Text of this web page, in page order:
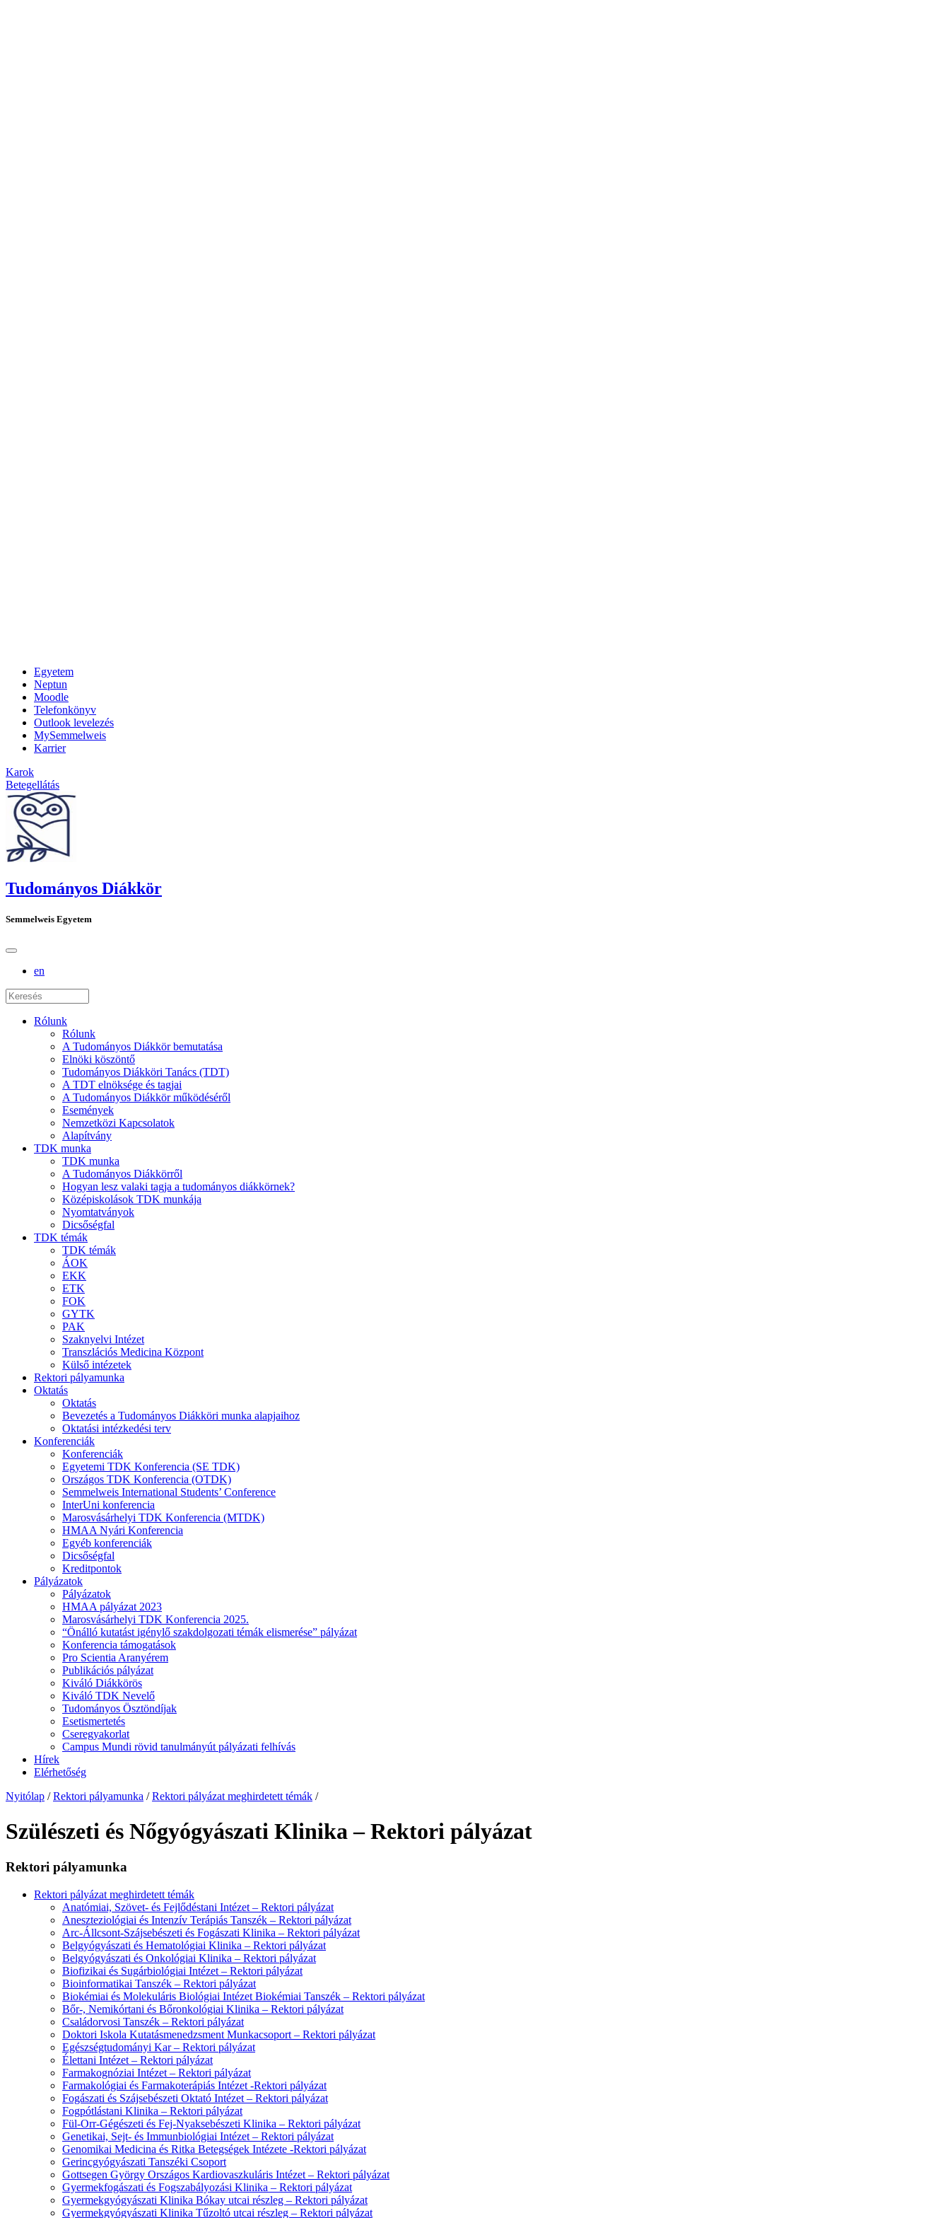
Egyetem
Neptun
Moodle
Telefonkönyv
Outlook levelezés
MySemmelweis
Karrier
Karok
Betegellátás
Tudományos Diákkör
Semmelweis Egyetem
en
Rólunk
Rólunk
A Tudományos Diákkör bemutatása
Elnöki köszöntő
Tudományos Diákköri Tanács (TDT)
A TDT elnöksége és tagjai
A Tudományos Diákkör működéséről
Események
Nemzetközi Kapcsolatok
Alapítvány
TDK munka
TDK munka
A Tudományos Diákkörről
Hogyan lesz valaki tagja a tudományos diákkörnek?
Középiskolások TDK munkája
Nyomtatványok
Dicsőségfal
TDK témák
TDK témák
ÁOK
EKK
ETK
FOK
GYTK
PAK
Szaknyelvi Intézet
Transzlációs Medicina Központ
Külső intézetek
Rektori pályamunka
Oktatás
Oktatás
Bevezetés a Tudományos Diákköri munka alapjaihoz
Oktatási intézkedési terv
Konferenciák
Konferenciák
Egyetemi TDK Konferencia (SE TDK)
Országos TDK Konferencia (OTDK)
Semmelweis International Students’ Conference
InterUni konferencia
Marosvásárhelyi TDK Konferencia (MTDK)
HMAA Nyári Konferencia
Egyéb konferenciák
Dicsőségfal
Kreditpontok
Pályázatok
Pályázatok
HMAA pályázat 2023
Marosvásárhelyi TDK Konferencia 2025.
“Önálló kutatást igénylő szakdolgozati témák elismerése” pályázat
Konferencia támogatások
Pro Scientia Aranyérem
Publikációs pályázat
Kiváló Diákkörös
Kiváló TDK Nevelő
Tudományos Ösztöndíjak
Esetismertetés
Cseregyakorlat
Campus Mundi rövid tanulmányút pályázati felhívás
Hírek
Elérhetőség
Nyitólap / Rektori pályamunka / Rektori pályázat meghirdetett témák /
Szülészeti és Nőgyógyászati Klinika – Rektori pályázat
Rektori pályamunka
Rektori pályázat meghirdetett témák
Anatómiai, Szövet- és Fejlődéstani Intézet – Rektori pályázat
Aneszteziológiai és Intenzív Terápiás Tanszék – Rektori pályázat
Arc-Állcsont-Szájsebészeti és Fogászati Klinika – Rektori pályázat
Belgyógyászati és Hematológiai Klinika – Rektori pályázat
Belgyógyászati és Onkológiai Klinika – Rektori pályázat
Biofizikai és Sugárbiológiai Intézet – Rektori pályázat
Bioinformatikai Tanszék – Rektori pályázat
Biokémiai és Molekuláris Biológiai Intézet Biokémiai Tanszék – Rektori pályázat
Bőr-, Nemikórtani és Bőronkológiai Klinika – Rektori pályázat
Családorvosi Tanszék – Rektori pályázat
Doktori Iskola Kutatásmenedzsment Munkacsoport – Rektori pályázat
Egészségtudományi Kar – Rektori pályázat
Élettani Intézet – Rektori pályázat
Farmakognóziai Intézet – Rektori pályázat
Farmakológiai és Farmakoterápiás Intézet -Rektori pályázat
Fogászati és Szájsebészeti Oktató Intézet – Rektori pályázat
Fogpótlástani Klinika – Rektori pályázat
Fül-Orr-Gégészeti és Fej-Nyaksebészeti Klinika – Rektori pályázat
Genetikai, Sejt- és Immunbiológiai Intézet – Rektori pályázat
Genomikai Medicina és Ritka Betegségek Intézete -Rektori pályázat
Gerincgyógyászati Tanszéki Csoport
Gottsegen György Országos Kardiovaszkuláris Intézet – Rektori pályázat
Gyermekfogászati és Fogszabályozási Klinika – Rektori pályázat
Gyermekgyógyászati Klinika Bókay utcai részleg – Rektori pályázat
Gyermekgyógyászati Klinika Tűzoltó utcai részleg – Rektori pályázat